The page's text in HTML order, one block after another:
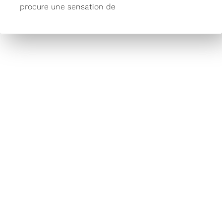
procure une sensation de